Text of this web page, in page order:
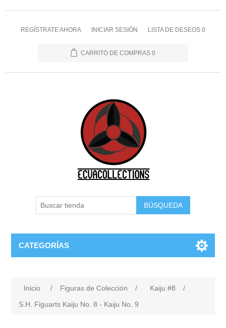
REGÍSTRATE AHORA INICIAR SESIÓN LISTA DE DESEOS 0
CARRITO DE COMPRAS 0
BÚSQUEDA
CATEGORÍAS
Inicio / Figuras de Colección / Kaiju #8
/
S.H. Figuarts Kaiju No. 8 - Kaiju No. 9